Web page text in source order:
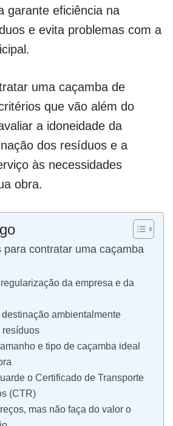
garante eficiência na
e evita problemas com a
uma caçamba de
que vão além do
a idoneidade da
dos resíduos e a
às necessidades
obra.
para contratar uma caçamba
da empresa e da
ambientalmente
resíduos
e tipo de caçamba ideal
o Certificado de Transporte
(CTR)
mas não faça do valor o